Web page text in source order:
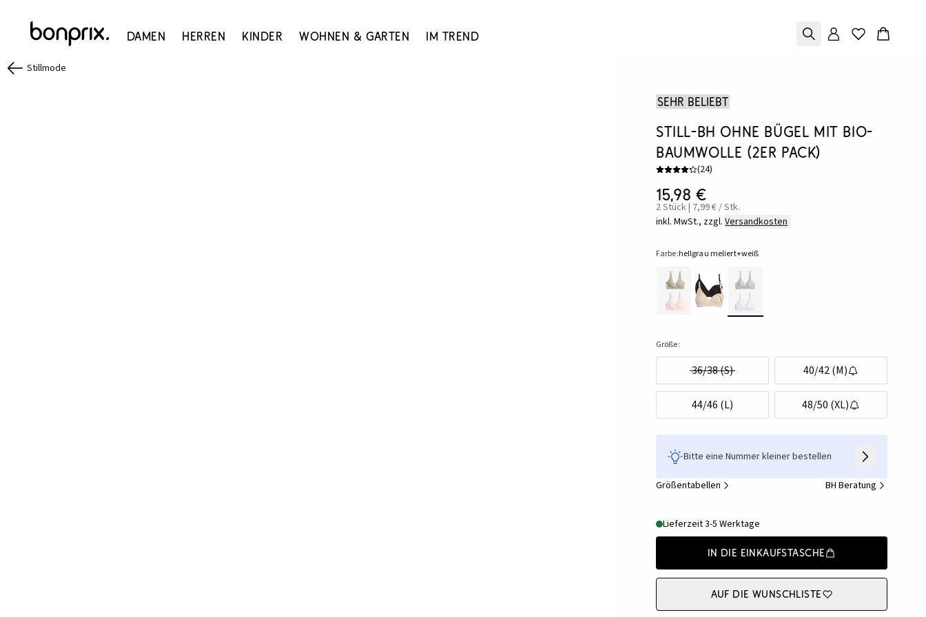
Damen Herren Kinder Wohnen & Garten Im Trend
Stillmode
Sehr beliebt
Still-BH ohne Bügel mit Bio-
Baumwolle (2er Pack)
(24)
15,98 €
2 Stück | 7,99 € / Stk.
inkl. MwSt., zzgl. Versandkosten
Farbe:hellgrau meliert+weiß
Größe:
36/38 (S) 40/42 (M)
44/46 (L) 48/50 (XL)
Bitte eine Nummer kleiner bestellen
Größentabellen BH Beratung
Lieferzeit 3-5 Werktage
In die Einkaufstasche
Auf die Wunschliste